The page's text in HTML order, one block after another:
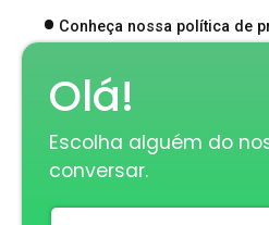
Conheça nossa política de
Quer que nós ligamos para
abaixo.
Olá!
Escolha alguém do
conversar.